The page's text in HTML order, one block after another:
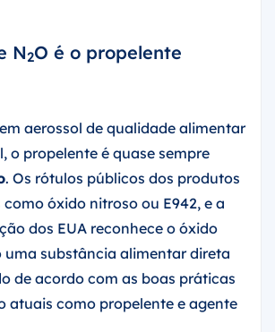
N2O é o propelente
aerossol de qualidade alimentar
o propelente é quase sempre
. Os rótulos públicos dos produtos
óxido nitroso ou E942, e a
dos EUA reconhece o óxido
uma substância alimentar direta
de acordo com as boas práticas
atuais como propelente e agente